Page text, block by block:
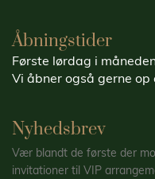
Åbningstider
Første lørdag i
Vi åbner også gerne
Nyhedsbrev
Vær blandt de første der
invitationer til VIP